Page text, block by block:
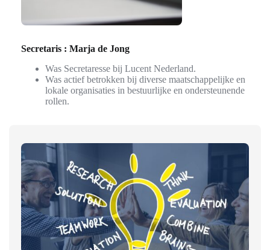
Secretaris : Marja de Jong
Was Secretaresse bij Lucent Nederland.
Was actief betrokken bij diverse maatschappelijke en
lokale organisaties in bestuurlijke en ondersteunende
rollen.